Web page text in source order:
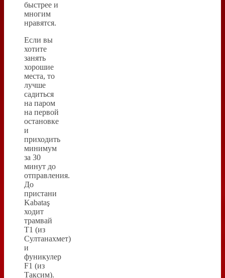
быстрее и
многим
нравятся.
Если вы
хотите
занять
хорошие
места, то
лучше
садиться
на паром
на первой
остановке
и
приходить
минимум
за 30
минут до
отправления.
До
пристани
Kabataş
ходит
трамвай
Т1 (из
Султанахмет)
и
фуникулер
F1 (из
Таксим).